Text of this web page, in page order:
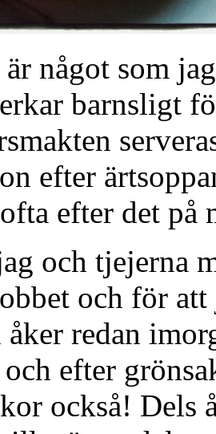
är något som
barnsligt
efter
efter det på
och tjejerna
och för
åker redan
efter
också! Dels